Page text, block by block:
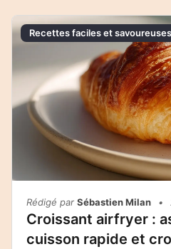
Recettes faciles et savoureuses
Rédigé par Sébastien Milan •
Croissant airfryer :
cuisson rapide et